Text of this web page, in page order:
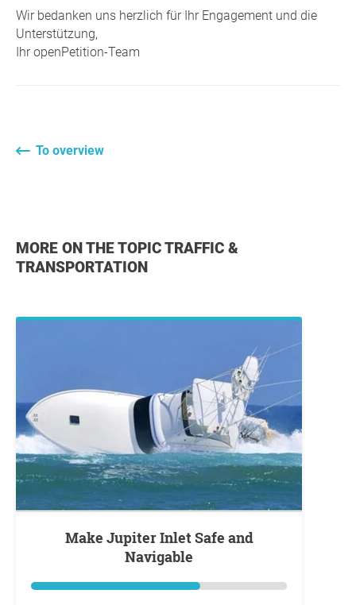
Wir bedanken uns herzlich für Ihr Engagement und die
Unterstützung,
Ihr openPetition-Team
To overview
MORE ON THE TOPIC TRAFFIC &
TRANSPORTATION
Make Jupiter Inlet Safe and
Navigable